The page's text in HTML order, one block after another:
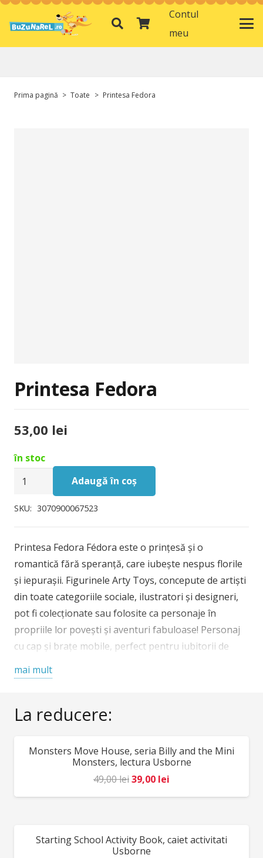
Contul
meu
Prima pagină > Toate > Printesa Fedora
Printesa Fedora
53,00 lei
în stoc
Cantitate
Fedora
Adaugă în coș
SKU: 3070900067523
Printesa Fedora Fédora este o prințesă și o
romantică fără speranță, care iubește nespus florile
și iepurașii. Figurinele Arty Toys, concepute de artiști
din toate categoriile sociale, ilustratori și designeri,
pot fi colecționate sau folosite ca personaje în
propriile lor povești și aventuri fabuloase! Personaj
cu cap și brațe mobile, perfect pentru iubitorii de
iepuraș, accesoriu din plastic. Înălțime figurină 7,5 cm.
materiale, cu culori non-toxice, conform
Contraindicat copiilor sub 3 ani. A se utiliza sub
directa supraveghere a unui adult. Producător: Djeco
mai mult
La reducere:
REDUCERI!
Monsters Move House, seria Billy and the Mini
Monsters, lectura Usborne
49,00leiPrețul
inițial
49,00 lei.
39,00 lei
curent
REDUCERI!
Starting School Activity Book, caiet activitati
Usborne